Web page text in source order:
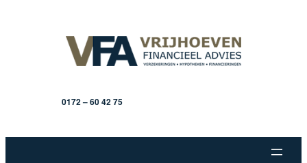
0172 – 60 42 75